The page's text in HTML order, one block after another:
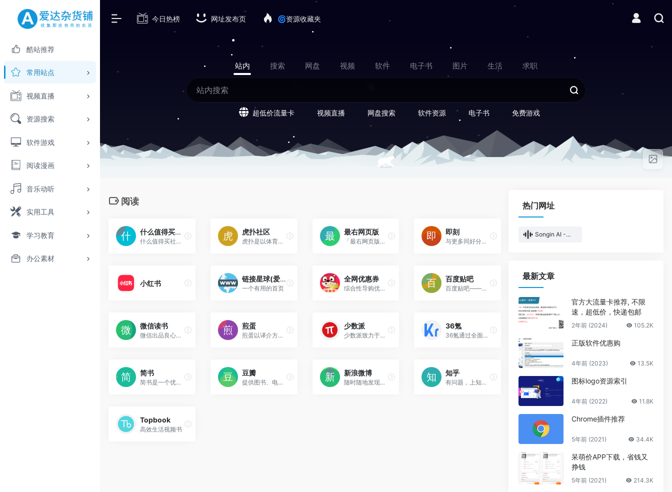
酷站推荐
常用站点
视频直播
资源搜索
软件游戏
阅读漫画
音乐动听
实用工具
学习教育
办公素材
今日热榜 网址发布页 🌀资源收藏夹
站内 搜索 网盘 视频 软件 电子书 图片 生活 求职
超低价流量卡 视频直播 网盘搜索 软件资源 电子书 免费游戏
阅读
什么值得买社区
什么值得买社区频道，这里有好玩的笔记、最实用的购物攻略、评测报告，为大家提供消费决策，是众多值友分享消费主张、获取消费经验知识的互动频道。
虎扑社区
虎扑是以体育赛事和男性兴趣生活为主的社区网站。专注于NBA赛程、NBA录像、NBA直播、NBA资讯、球员交易、足球、英超、电竞、LPL等全部篮球足球电竞赛事，并提供虎扑步行街社区服务。
最右网页版
「最右网页版」最右，是年轻人都在用、超级有趣的兴趣社区。有趣不只帖子，更有脑洞神评论，完全笑不停。精准的推荐，帮你找到兴趣相投的人，总有一个话题让你流连忘返。著名文学家小右君曾经说过："一个优秀的年轻人应该具有三种特质：突破天际的脑洞，无穷无尽的乐观，以及温柔相待的善良。〞而我们最右里，满满都是这样的人！
即刻
与更多同好分享你的见闻与感受，每一个独到的声音，都值得被更多人倾听。在即刻，你可以发表动态，在圈子中分享观点与见闻，并更深度地参与内容分享。即刻是 Apple Watch 上最有用的应用之一。
小红书
链接星球(爱达发布页)
一个有用的首页
全网优惠券
综合性导购优惠返佣创业平台，是一个能免费查找淘宝、天猫、拼多多、京东、唯品会优惠券的APP。
百度贴吧
百度贴吧——全球最大的中文社区。
微信读书
微信出品良心阅读产品。
煎蛋
煎蛋以译介方式传播网络新鲜资讯
少数派
少数派致力于更好地运用数字产品或科学方法，帮助用户提升工作效率和生活品质
36氪
36氪通过全面，独家的视角为用户深度剖析最前沿的资讯，致力于让一部分人先看到未来，内容涵盖快讯，科技，金融，投资，房产，汽车，互联网，股市，教育，生活，职场等，秉承着新商业媒体人的使命砥砺前行
简书
简书是一个优质的创作社区，在这里，你可以任性地创作，一篇短文、一张照片、一首诗、一幅画……我们相信，每个人都是生活中的艺术家，有着无穷的创造力。
豆瓣
提供图书、电影、音乐唱片的推荐、评论和价格比较，以及城市独特的文化生活。
新浪微博
随时随地发现新鲜事！
知乎
有问题，上知乎。知乎，可信赖的问答社区，以让每个人高效获得可信赖的解答为使命。
Topbook
高效生活视频书
热门网址
Songin AI -颂音AI
最新文章
官方大流量卡推荐, 不限
速，超低价，快递包邮
2年前 (2024) 105.2K
正版软件优惠购
4年前 (2023) 13.5K
图标logo资源索引
4年前 (2022) 11.8K
Chrome插件推荐
5年前 (2021) 34.4K
呆萌价APP下载，省钱又
挣钱
5年前 (2021) 214.3K